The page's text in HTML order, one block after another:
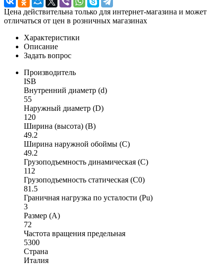
Цена действительна только для интернет-магазина и может
отличаться от цен в розничных магазинах
Характеристики
Описание
Задать вопрос
Производитель
ISB
Внутренний диаметр (d)
55
Наружный диаметр (D)
120
Ширина (высота) (B)
49.2
Ширина наружной обоймы (C)
49.2
Грузоподъемность динамическая (C)
112
Грузоподъемность статическая (C0)
81.5
Граничная нагрузка по усталости (Pu)
3
Размер (A)
72
Частота вращения предельная
5300
Страна
Италия